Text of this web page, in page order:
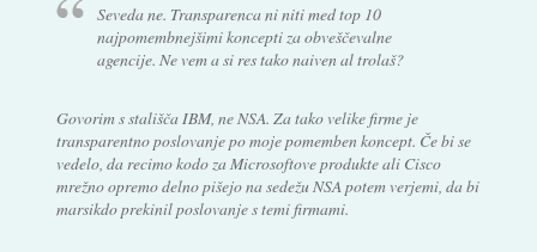
Seveda ne. Transparenca ni niti med top 10
najpomembnejšimi koncepti za obveščevalne
agencije. Ne vem a si res tako naiven al trolaš?
Govorim s stališča IBM, ne NSA. Za tako velike firme je
transparentno poslovanje po moje pomemben koncept. Če bi se
vedelo, da recimo kodo za Microsoftove produkte ali Cisco
mrežno opremo delno pišejo na sedežu NSA potem verjemi, da bi
marsikdo prekinil poslovanje s temi firmami.